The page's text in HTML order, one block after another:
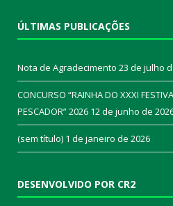
ÚLTIMAS PUBLICAÇÕES
Nota de Agradecimento 23 de julho
CONCURSO “RAINHA DO XXXI
PESCADOR” 2026 12 de junho de
(sem título) 1 de janeiro de 2026
DESENVOLVIDO POR CR2